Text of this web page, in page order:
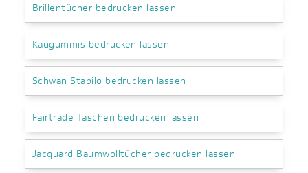
Brillentücher bedrucken lassen
Kaugummis bedrucken lassen
Schwan Stabilo bedrucken lassen
Fairtrade Taschen bedrucken lassen
Jacquard Baumwolltücher bedrucken lassen